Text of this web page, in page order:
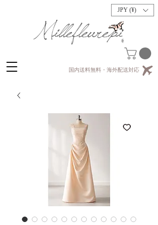
JPY (¥)
国内送料無料・海外配送対応